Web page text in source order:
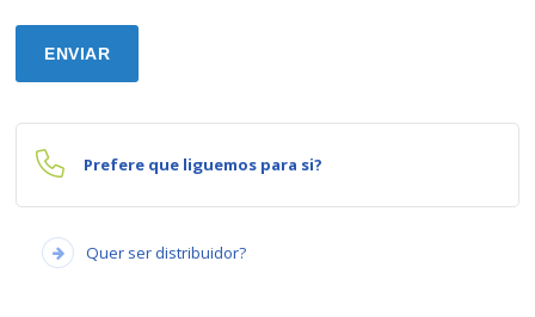
Prefere que liguemos para si?
Quer ser distribuidor?